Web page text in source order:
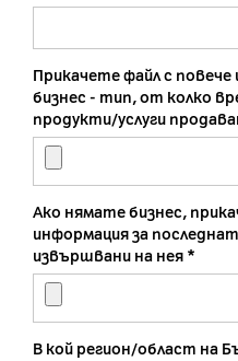
Прикачете файл с
бизнес - тип, от колко
продукти/услуги
Ако нямате бизнес,
информация за
извършвани на нея
В кой регион/област на